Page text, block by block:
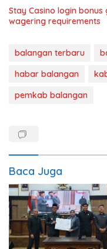
Stay Casino login
wagering requirements
balangan terbaru
habar balangan
pemkab balangan
Baca Juga